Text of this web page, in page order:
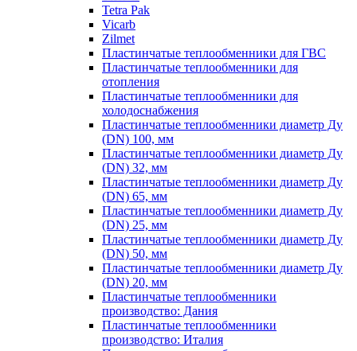
Tetra Pak
Vicarb
Zilmet
Пластинчатые теплообменники для ГВС
Пластинчатые теплообменники для
отопления
Пластинчатые теплообменники для
холодоснабжения
Пластинчатые теплообменники диаметр Ду
(DN) 100, мм
Пластинчатые теплообменники диаметр Ду
(DN) 32, мм
Пластинчатые теплообменники диаметр Ду
(DN) 65, мм
Пластинчатые теплообменники диаметр Ду
(DN) 25, мм
Пластинчатые теплообменники диаметр Ду
(DN) 50, мм
Пластинчатые теплообменники диаметр Ду
(DN) 20, мм
Пластинчатые теплообменники
производство: Дания
Пластинчатые теплообменники
производство: Италия